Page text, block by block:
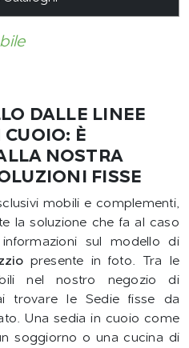
DALLE LINEE
CUOIO: È
NOSTRA
FISSE
mobili e complementi,
la soluzione che fa al caso
sul modello di
presente in foto. Tra le
nel nostro negozio di
trovare le Sedie fisse da
Una sedia in cuoio come
soggiorno o una cucina di